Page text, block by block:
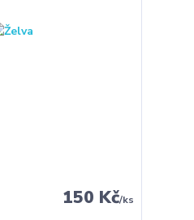
150 Kč/ks